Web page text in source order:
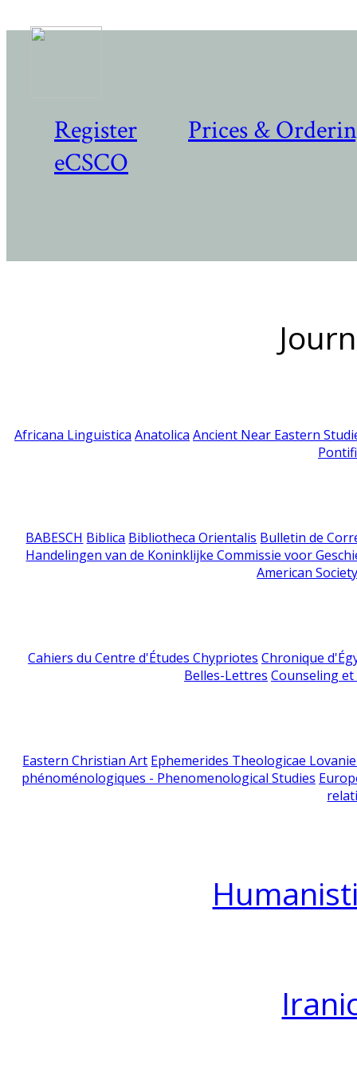
Register
Prices &
eCSCO
Africana Linguistica Anatolica Ancient Near Eastern
BABESCH Biblica Bibliotheca Orientalis Bulletin de
Handelingen van de Koninklijke Commissie voor
American
Cahiers du Centre d'Études Chypriotes Chronique
Belles-Lettres Counseling
Eastern Christian Art Ephemerides Theologicae
phénoménologiques - Phenomenological Studies